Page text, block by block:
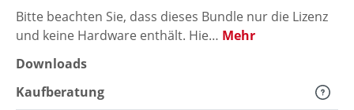
Bitte beachten Sie, dass dieses Bundle nur die Lizenz
und keine Hardware enthält. Hie… Mehr
Downloads
Kaufberatung